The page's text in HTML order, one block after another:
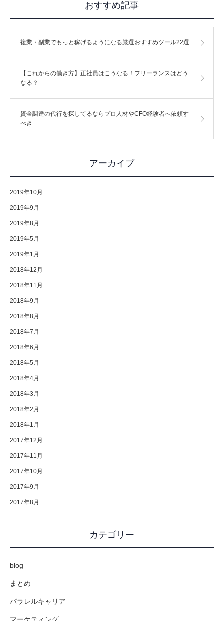
おすすめ記事
複業・副業でもっと稼げるようになる厳選おすすめツール22選
【これからの働き方】正社員はこうなる！フリーランスはどう
なる？
資金調達の代行を探してるならプロ人材やCFO経験者へ依頼す
べき
アーカイブ
2019年10月
2019年9月
2019年8月
2019年5月
2019年1月
2018年12月
2018年11月
2018年9月
2018年8月
2018年7月
2018年6月
2018年5月
2018年4月
2018年3月
2018年2月
2018年1月
2017年12月
2017年11月
2017年10月
2017年9月
2017年8月
カテゴリー
blog
まとめ
パラレルキャリア